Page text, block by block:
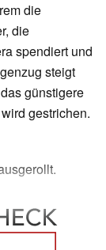
die
die
spendiert und
steigt
günstigere
gestrichen.